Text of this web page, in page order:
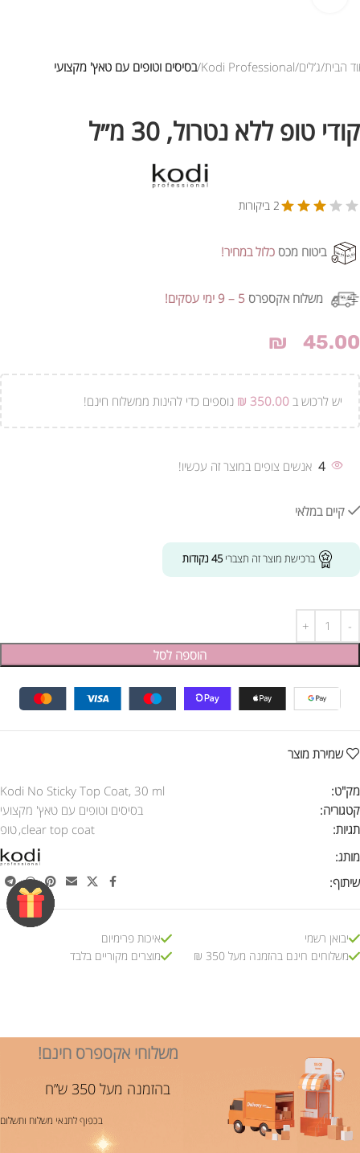
הבית ג’לים Kodi Professional בסיסים וטופים עם טאץ' מקצועי
קודי טופ ללא נטרול, 30 מ״ל
2 ביקורות
ביטוח מכס כלול במחיר!
משלוח אקספרס 5 – 9 ימי עסקים!
₪ 45.00
יש לרכוש ב ₪ 350.00 נוספים כדי להינות ממשלוח חינם!
4 אנשים צופים במוצר זה עכשיו!
קיים במלאי
ברכישת מוצר זה תצברי 45 נקודות
הוספה לסל
שמירת מוצר
מק"ט:
Kodi No Sticky Top Coat, 30 ml
קטגוריה:
בסיסים וטופים עם טאץ' מקצועי
תגיות:
clear top coat
,טופ
מותג:
שיתוף:
יבואן רשמי
משלוחים חינם בהזמנה מעל 350 ₪
איכות פרימיום
מוצרים מקוריים בלבד
משלוחי אקספרס חינם!
בהזמנה מעל 350 ש”ח
בכפוף לתנאי משלוח ותשלום